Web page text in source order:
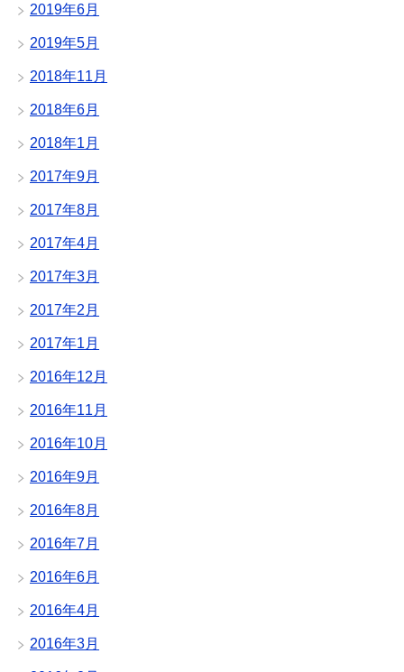
2019年6月
2019年5月
2018年11月
2018年6月
2018年1月
2017年9月
2017年8月
2017年4月
2017年3月
2017年2月
2017年1月
2016年12月
2016年11月
2016年10月
2016年9月
2016年8月
2016年7月
2016年6月
2016年4月
2016年3月